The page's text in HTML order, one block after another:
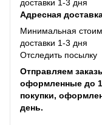
доставки 1-3 дня
Адресная
Минимальная
доставки 1-3 дня
Отследить посылку
Отправляем
оформленные до
покупки,
день.